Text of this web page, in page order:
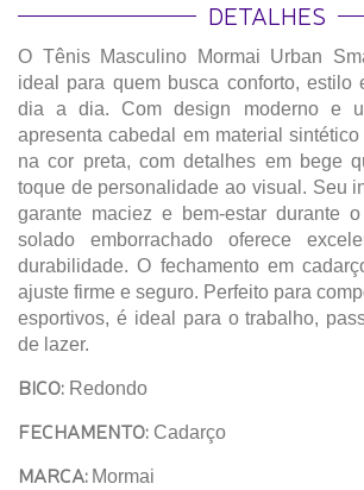
DETALHES
O Tênis Masculino Mormai Urban
ideal para quem busca conforto, estilo
dia a dia. Com design moderno e
apresenta cabedal em material
na cor preta, com detalhes em bege
toque de personalidade ao visual. Seu
garante maciez e bem-estar durante
solado emborrachado oferece
durabilidade. O fechamento em
ajuste firme e seguro. Perfeito para
esportivos, é ideal para o trabalho,
de lazer.
BICO: Redondo
FECHAMENTO: Cadarço
MARCA: Mormai